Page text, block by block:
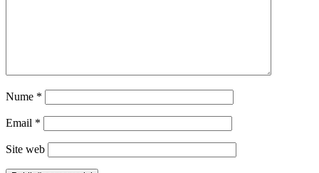
Nume *
Email *
Site web